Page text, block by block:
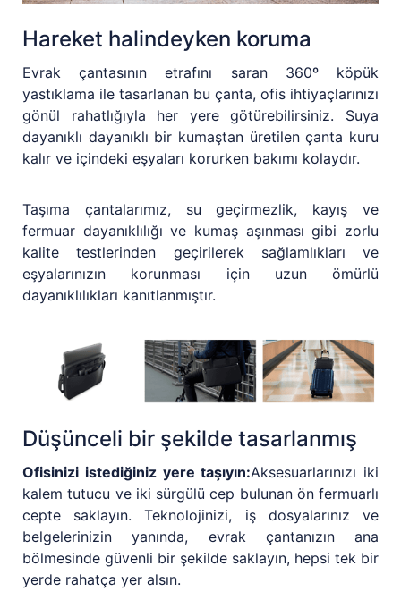
Hareket halindeyken koruma
Evrak çantasının etrafını saran 360º köpük
yastıklama ile tasarlanan bu çanta, ofis ihtiyaçlarınızı
gönül rahatlığıyla her yere götürebilirsiniz. Suya
dayanıklı dayanıklı bir kumaştan üretilen çanta kuru
kalır ve içindeki eşyaları korurken bakımı kolaydır.
Taşıma çantalarımız, su geçirmezlik, kayış ve
fermuar dayanıklılığı ve kumaş aşınması gibi zorlu
kalite testlerinden geçirilerek sağlamlıkları ve
eşyalarınızın korunması için uzun ömürlü
dayanıklılıkları kanıtlanmıştır.
Düşünceli bir şekilde tasarlanmış
Ofisinizi istediğiniz yere taşıyın:Aksesuarlarınızı iki
kalem tutucu ve iki sürgülü cep bulunan ön fermuarlı
cepte saklayın. Teknolojinizi, iş dosyalarınız ve
belgelerinizin yanında, evrak çantanızın ana
bölmesinde güvenli bir şekilde saklayın, hepsi tek bir
yerde rahatça yer alsın.